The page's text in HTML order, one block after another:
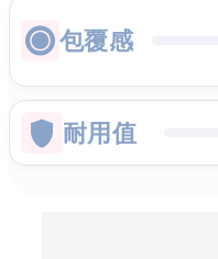
包覆感
耐用值